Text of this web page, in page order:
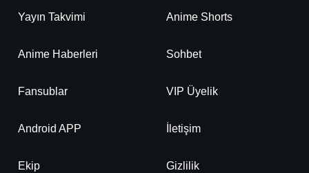
Yayın Takvimi Anime Shorts
Anime Haberleri Sohbet
Fansublar VIP Üyelik
Android APP İletişim
Ekip Gizlilik